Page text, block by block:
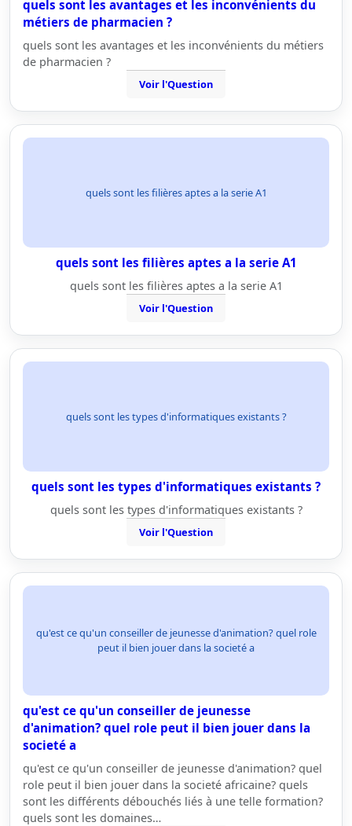
quels sont les avantages et les inconvénients du
métiers de pharmacien ?
quels sont les avantages et les inconvénients du métiers
de pharmacien ?
Voir l'Question
quels sont les filières aptes a la serie A1
quels sont les filières aptes a la serie A1
quels sont les filières aptes a la serie A1
Voir l'Question
quels sont les types d'informatiques existants ?
quels sont les types d'informatiques existants ?
quels sont les types d'informatiques existants ?
Voir l'Question
qu'est ce qu'un conseiller de jeunesse d'animation? quel role
peut il bien jouer dans la societé a
qu'est ce qu'un conseiller de jeunesse
d'animation? quel role peut il bien jouer dans la
societé a
qu'est ce qu'un conseiller de jeunesse d'animation? quel
role peut il bien jouer dans la societé africaine? quels
sont les différents débouchés liés à une telle formation?
quels sont les domaines…